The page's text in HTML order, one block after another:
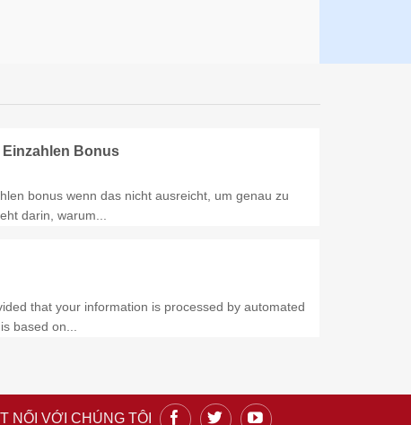
Einzahlen Bonus
bonus wenn das nicht ausreicht, um genau zu
darin, warum...
that your information is processed by automated
based on...
NỐI VỚI CHÚNG TÔI